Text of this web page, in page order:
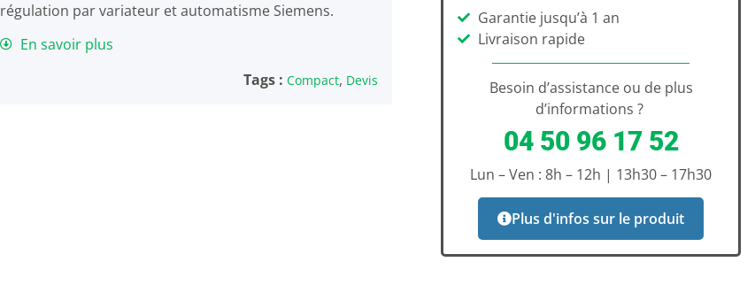
régulation par variateur et automatisme Siemens.
En savoir plus
Tags : Compact, Devis
Garantie jusqu’à 1 an
Livraison rapide
Besoin d’assistance ou de plus
d’informations ?
04 50 96 17 52
Lun – Ven : 8h – 12h | 13h30 – 17h30
Plus d'infos sur le produit